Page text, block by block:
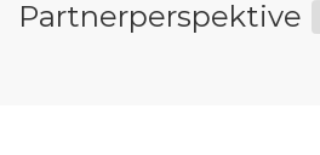
Partnerperspektive